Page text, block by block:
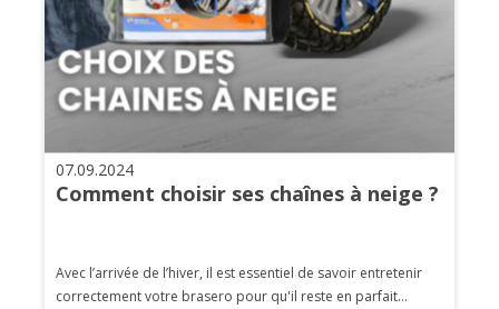
07.09.2024
Comment choisir ses chaînes à neige ?
Avec l’arrivée de l’hiver, il est essentiel de savoir entretenir
correctement votre brasero pour qu'il reste en parfait...